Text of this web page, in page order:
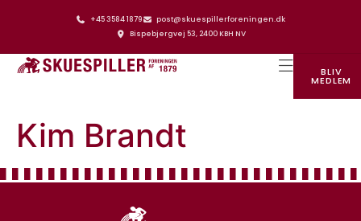
+45 3584 1879
post@skuespillerforeningen.dk
Bispebjergvej 53, 2400 KBH NV
BLIV
MEDLEM
Kim Brandt